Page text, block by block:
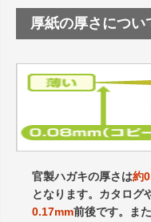
厚紙の厚さについ
官製ハガキの厚さは約
となります。カタログ
0.17mm前後です。ま